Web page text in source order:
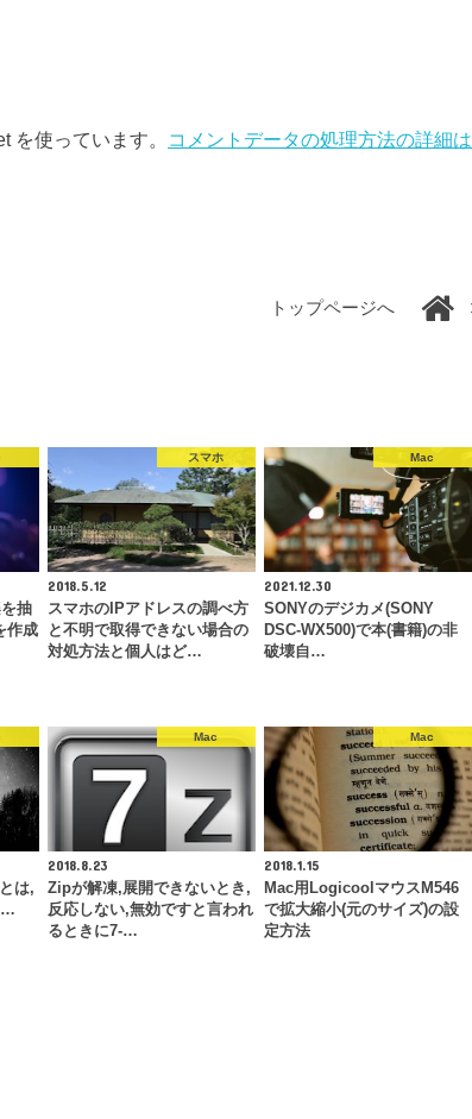
を使っています。 コメントデータの処理方法の詳細は
トップページへ
抽
作成
スマホ
2018.5.12
スマホのIPアドレスの調べ方
と不明で取得できない場合の
対処方法と個人はど…
Mac
2021.12.30
SONYのデジカメ(SONY
DSC-WX500)で本(書籍)の非
破壊自…
は,
…
Mac
2018.8.23
Zipが解凍,展開できないとき,
反応しない,無効ですと言われ
るときに7-…
Mac
2018.1.15
Mac用LogicoolマウスM546
で拡大縮小(元のサイズ)の設
定方法